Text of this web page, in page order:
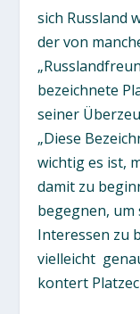
sich Russland
der von
bezeichnete
seiner
„Diese
wichtig es ist,
damit zu
begegnen, um
Interessen zu
vielleicht
kontert